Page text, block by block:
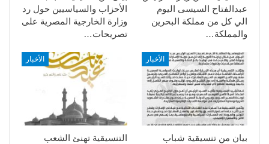
الأحزاب والسياسيين حول رد
وزارة الخارجية المصرية على
تصريحات…
عبدالفتاح السيسى اليوم
الي كل من مملكة البحرين
والمملكة…
الأخبار
التنسيقية تهنئ الشعب
الأخبار
بيان من تنسيقية شباب